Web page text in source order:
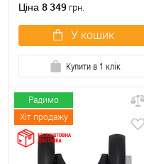
Ціна 8 349 грн.
У кошик
Купити в 1 клік
Радимо
Хіт продажу